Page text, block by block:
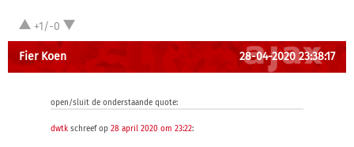
+1/-0
Fier Koen 28-04-2020 23:38:17
open/sluit de onderstaande quote:
dwtk schreef op 28 april 2020 om 23:22: